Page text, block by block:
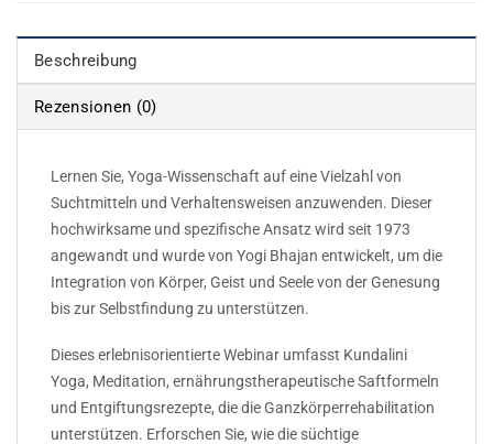
Beschreibung
Rezensionen (0)
Lernen Sie, Yoga-Wissenschaft auf eine Vielzahl von
Suchtmitteln und Verhaltensweisen anzuwenden. Dieser
hochwirksame und spezifische Ansatz wird seit 1973
angewandt und wurde von Yogi Bhajan entwickelt, um die
Integration von Körper, Geist und Seele von der Genesung
bis zur Selbstfindung zu unterstützen.
Dieses erlebnisorientierte Webinar umfasst Kundalini
Yoga, Meditation, ernährungstherapeutische Saftformeln
und Entgiftungsrezepte, die die Ganzkörperrehabilitation
unterstützen. Erforschen Sie, wie die süchtige